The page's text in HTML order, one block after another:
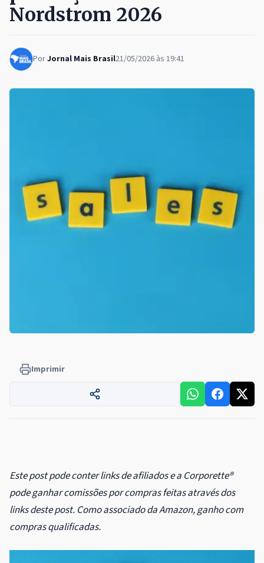
Nordstrom 2026
PorJornal Mais Brasil21/05/2026 às 19:41
Imprimir
Este post pode conter links de afiliados e a Corporette®
pode ganhar comissões por compras feitas através dos
links deste post. Como associado da Amazon, ganho com
compras qualificadas.